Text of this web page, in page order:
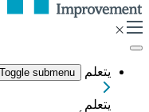
يتعلم Toggle submenu
يتعلم